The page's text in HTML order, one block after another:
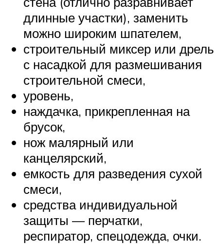
длинные участки), заменить
можно широким шпателем,
строительный миксер или дрель
с насадкой для размешивания
строительной смеси,
уровень,
наждачка, прикрепленная на
брусок,
нож малярный или
канцелярский,
емкость для разведения сухой
смеси,
средства индивидуальной
защиты — перчатки,
респиратор, спецодежда, очки.